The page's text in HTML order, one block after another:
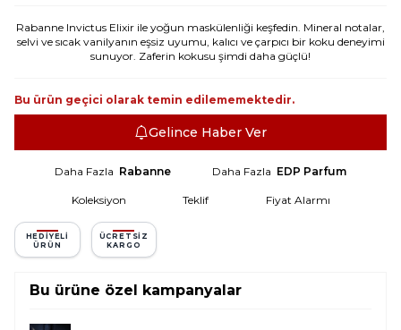
Rabanne Invictus Elixir ile yoğun maskülenliği keşfedin. Mineral notalar,
selvi ve sıcak vanilyanın eşsiz uyumu, kalıcı ve çarpıcı bir koku deneyimi
sunuyor. Zaferin kokusu şimdi daha güçlü!
Bu ürün geçici olarak temin edilememektedir.
Gelince Haber Ver
Daha Fazla Rabanne Daha Fazla EDP Parfum
Koleksiyon Teklif Fiyat Alarmı
HEDIYELI
ÜRÜN
ÜCRETSIZ
KARGO
Bu ürüne özel kampanyalar